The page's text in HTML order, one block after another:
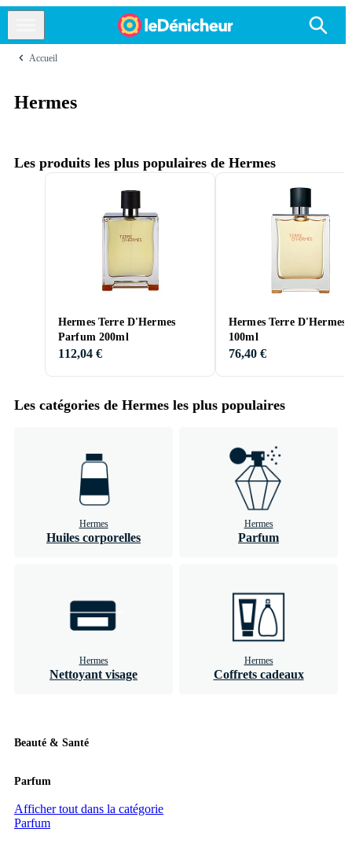
Accueil
Hermes
Les produits les plus populaires de Hermes
Hermes Terre D'Hermes
Parfum 200ml
112,04 €
Hermes Terre D'Hermes
100ml
76,40 €
Les catégories de Hermes les plus populaires
Hermes
Huiles corporelles
Hermes
Parfum
Hermes
Nettoyant visage
Hermes
Coffrets cadeaux
Beauté & Santé
Parfum
Afficher tout dans la catégorie
Parfum